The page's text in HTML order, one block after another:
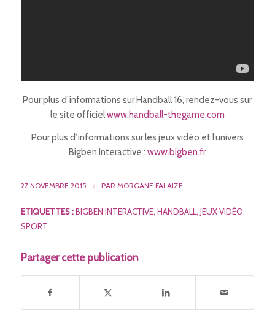
Pour plus d’informations sur Handball 16, rendez-vous sur
le site officielwww.handball-thegame.com
Pour plus d’informations sur les jeux vidéo et l’univers
Bigben Interactive :www.bigben.fr
27 NOVEMBRE 2015 / PAR MORGANE FALAIZE
ETIQUETTES : BIGBEN INTERACTIVE, HANDBALL, JEUX VIDÉO,
SPORT
Partager cette publication